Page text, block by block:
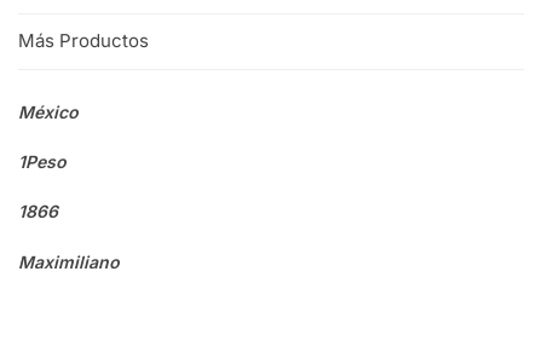
Más Productos
México
1Peso
1866
Maximiliano